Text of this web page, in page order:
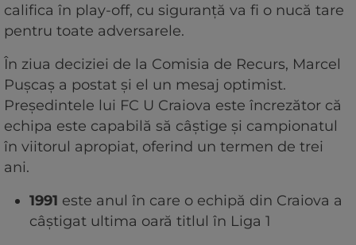
califica în play-off, cu siguranță va fi o nucă tare
pentru toate adversarele.
În ziua deciziei de la Comisia de Recurs, Marcel
Pușcaș a postat și el un mesaj optimist.
Președintele lui FC U Craiova este încrezător că
echipa este capabilă să câștige și campionatul
în viitorul apropiat, oferind un termen de trei
ani.
1991 este anul în care o echipă din Craiova a
câștigat ultima oară titlul în Liga 1